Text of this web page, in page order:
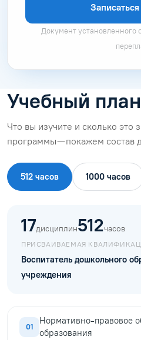
Документ установленного
Учебный план
Что вы изучите и сколько это
программы — покажем состав
512 часов 1000 часов
17дисциплин512часов
ПРИСВАИВАЕМАЯ
Воспитатель дошкольного
учреждения
01
Нормативно-правовое
образования